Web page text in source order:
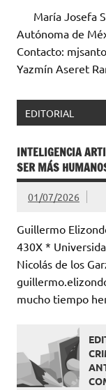
María Josefa
Autónoma de
Contacto:
Yazmín Aseret
EDITORIAL
INTELIGENCIA
SER MÁS
01/07/2026
Guillermo
430X *
Nicolás de los
mucho tiempo